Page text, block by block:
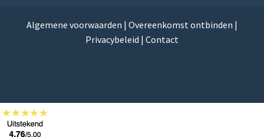
Algemene voorwaarden | Overeenkomst ontbinden |
Privacybeleid | Contact